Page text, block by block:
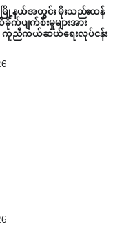
ြို့နယ်အတွင်း မိုးသည်းထန်
ခိုက်ပျက်စီးမှုများအား
က ကူညီကယ်ဆယ်ရေးလုပ်ငန်း